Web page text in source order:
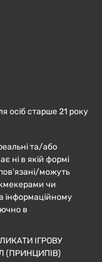
осіб старше 21 року
та/або
ні в якій формі
можуть
чи
інформаційному
в
ІГРОВУ
(ПРИНЦИПІВ)